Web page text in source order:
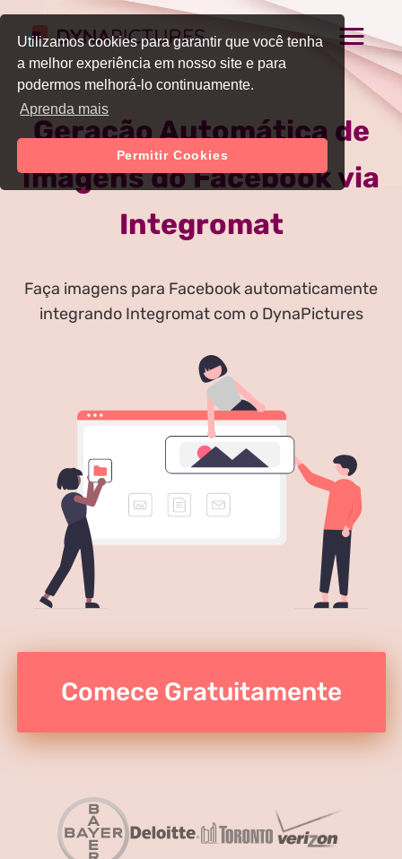
Utilizamos cookies para garantir que você tenha
a melhor experiência em nosso site e para
podermos melhorá-lo continuamente.
Aprenda mais
Permitir Cookies
Geração Automática de
imagens do Facebook via
Integromat
Faça imagens para Facebook automaticamente
integrando Integromat com o DynaPictures
Comece Gratuitamente